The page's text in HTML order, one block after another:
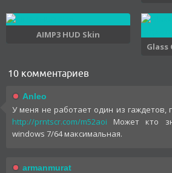
AIMP3 HUD Skin
Glass
10 комментариев
Anleo
У меня не работает один из гаждетов,
http://prntscr.com/m52aoi Может кто
windows 7/64 максимальная.
armanmurat